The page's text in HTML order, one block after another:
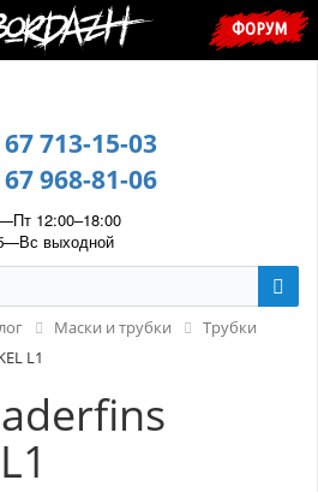
прохання уточнювати ціну та
у менеджера. 🇺🇦
713-15-03
968-81-06
12:00–18:00
выходной
ФОРУМ
Маски и трубки
Трубки
L1